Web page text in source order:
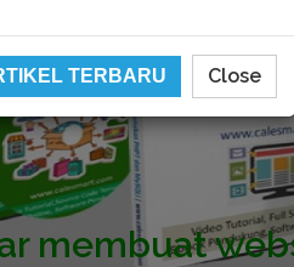
Youtube
TERBARU Close